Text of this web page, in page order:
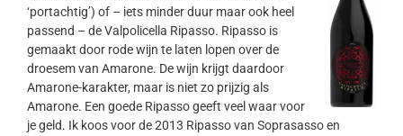
‘portachtig’) of – iets minder duur maar ook heel
passend – de Valpolicella Ripasso. Ripasso is
gemaakt door rode wijn te laten lopen over de
droesem van Amarone. De wijn krijgt daardoor
Amarone-karakter, maar is niet zo prijzig als
Amarone. Een goede Ripasso geeft veel waar voor
je geld. Ik koos voor de 2013 Ripasso van Soprasasso en